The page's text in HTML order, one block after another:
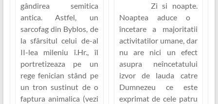
gândirea semitica
antica. Astfel, un
sarcofag din Byblos, de
la sfârsitul celui de-al
II-lea mileniu î.Hr., îl
portretizeaza pe un
rege fenician stând pe
un tron sustinut de o
faptura animalica (vezi
Zi si noapte.
Noaptea aduce o
încetare a majoritatii
activitatilor umane, dar
nu are nici un efect
asupra neîncetatului
izvor de lauda catre
Dumnezeu ce este
exprimat de cele patru